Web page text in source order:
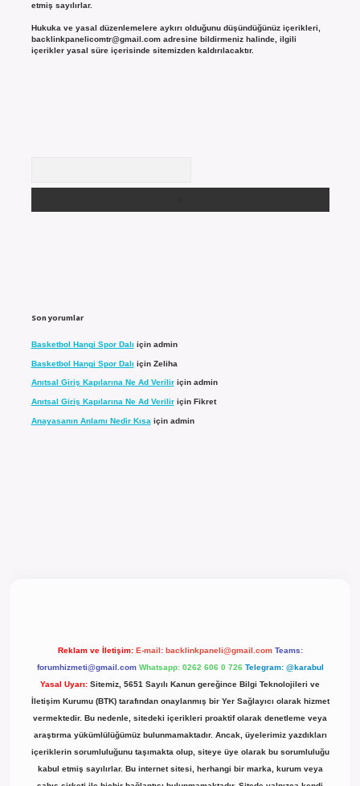
etmiş sayılırlar.
Hukuka ve yasal düzenlemelere aykırı olduğunu düşündüğünüz içerikleri,
backlinkpanelicomtr@gmail.comadresine bildirmeniz halinde, ilgili
içerikler yasal süre içerisinde sitemizden kaldırılacaktır.
Son yorumlar
Basketbol Hangi Spor Dalı için admin
Basketbol Hangi Spor Dalı için Zeliha
Anıtsal Giriş Kapılarına Ne Ad Veriliriçin admin
Anıtsal Giriş Kapılarına Ne Ad Veriliriçin Fikret
Anayasanın Anlamı Nedir Kısa için admin
Reklam ve İletişim: E-mail: backlinkpaneli@gmail.com Teams:
forumhizmeti@gmail.com Whatsapp: 0262 606 0 726 Telegram: @karabul
Yasal Uyarı: Sitemiz, 5651 Sayılı Kanun gereğince Bilgi Teknolojileri ve
İletişim Kurumu (BTK) tarafından onaylanmış bir Yer Sağlayıcı olarak hizmet
vermektedir. Bu nedenle, sitedeki içerikleri proaktif olarak denetleme veya
araştırma yükümlülüğümüz bulunmamaktadır. Ancak, üyelerimiz yazdıkları
içeriklerin sorumluluğunu taşımakta olup, siteye üye olarak bu sorumluluğu
kabul etmiş sayılırlar. Bu internet sitesi, herhangi bir marka, kurum veya